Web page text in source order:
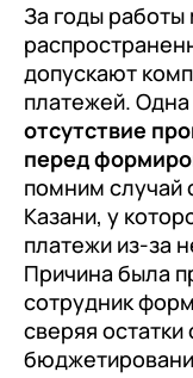
За годы работы
допускают
платежей. Одна
отсутствие
перед
помним случай
Казани, у
платежи из-за
Причина была
сотрудник
сверяя